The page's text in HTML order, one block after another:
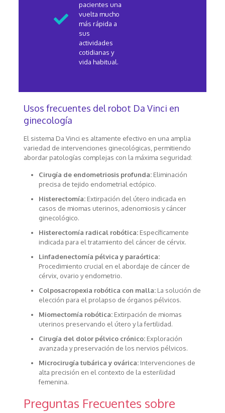
pacientes una
vuelta mucho
más rápida a
sus
actividades
cotidianas y
vida habitual.
Usos frecuentes del robot Da Vinci en
ginecología
El sistema Da Vinci es altamente efectivo en una amplia
variedad de intervenciones ginecológicas, permitiendo
abordar patologías complejas con la máxima seguridad:
Cirugía de endometriosis profunda:Eliminación
precisa de tejido endometrial ectópico.
Histerectomía:Extirpación del útero indicada en
casos de miomas uterinos, adenomiosis y cáncer
ginecológico.
Histerectomía radical robótica:Específicamente
indicada para el tratamiento del cáncer de cérvix.
Linfadenectomía pélvica y paraórtica:
Procedimiento crucial en el abordaje de cáncer de
cérvix, ovario y endometrio.
Colposacropexia robótica con malla:La solución de
elección para el prolapso de órganos pélvicos.
Miomectomía robótica:Extirpación de miomas
uterinos preservando el útero y la fertilidad.
Cirugía del dolor pélvico crónico:Exploración
avanzada y preservación de los nervios pélvicos.
Microcirugía tubárica y ovárica:Intervenciones de
alta precisión en el contexto de la esterilidad
femenina.
Preguntas Frecuentes sobre